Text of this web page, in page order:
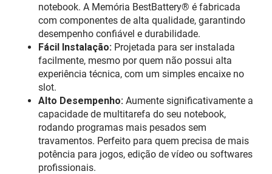
notebook. A Memória BestBattery® é fabricada
com componentes de alta qualidade, garantindo
desempenho confiável e durabilidade.
Fácil Instalação: Projetada para ser instalada
facilmente, mesmo por quem não possui alta
experiência técnica, com um simples encaixe no
slot.
Alto Desempenho: Aumente significativamente a
capacidade de multitarefa do seu notebook,
rodando programas mais pesados sem
travamentos. Perfeito para quem precisa de mais
potência para jogos, edição de vídeo ou softwares
profissionais.